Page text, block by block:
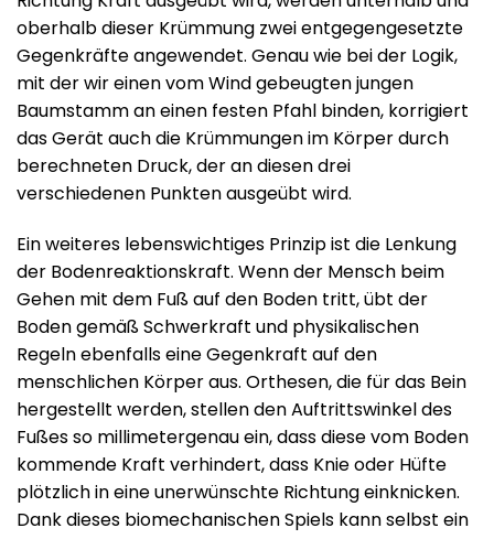
oberhalb dieser Krümmung zwei entgegengesetzte
Gegenkräfte angewendet. Genau wie bei der Logik,
mit der wir einen vom Wind gebeugten jungen
Baumstamm an einen festen Pfahl binden, korrigiert
das Gerät auch die Krümmungen im Körper durch
berechneten Druck, der an diesen drei
verschiedenen Punkten ausgeübt wird.
Ein weiteres lebenswichtiges Prinzip ist die Lenkung
der Bodenreaktionskraft. Wenn der Mensch beim
Gehen mit dem Fuß auf den Boden tritt, übt der
Boden gemäß Schwerkraft und physikalischen
Regeln ebenfalls eine Gegenkraft auf den
menschlichen Körper aus. Orthesen, die für das Bein
hergestellt werden, stellen den Auftrittswinkel des
Fußes so millimetergenau ein, dass diese vom Boden
kommende Kraft verhindert, dass Knie oder Hüfte
plötzlich in eine unerwünschte Richtung einknicken.
Dank dieses biomechanischen Spiels kann selbst ein